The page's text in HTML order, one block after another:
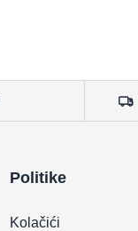
Politike
Kolačići